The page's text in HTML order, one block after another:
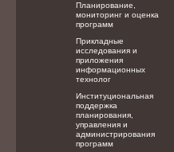
Планирование,
мониторинг и оценка
программ
Прикладные
исследования и
приложения
информационных
технолог
Институциональная
поддержка
планирования,
управления и
администрирования
программ